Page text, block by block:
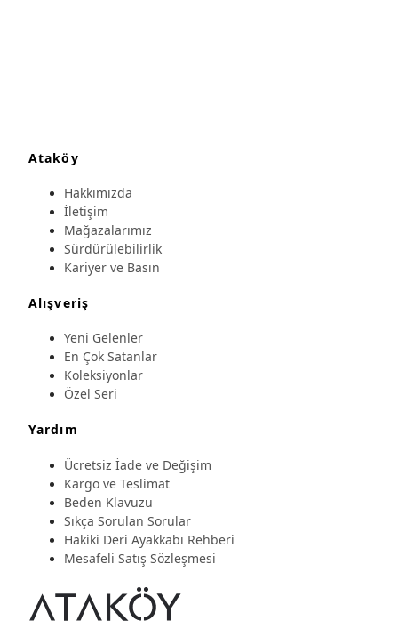
Ataköy
Hakkımızda
İletişim
Mağazalarımız
Sürdürülebilirlik
Kariyer ve Basın
Alışveriş
Yeni Gelenler
En Çok Satanlar
Koleksiyonlar
Özel Seri
Yardım
Ücretsiz İade ve Değişim
Kargo ve Teslimat
Beden Klavuzu
Sıkça Sorulan Sorular
Hakiki Deri Ayakkabı Rehberi
Mesafeli Satış Sözleşmesi